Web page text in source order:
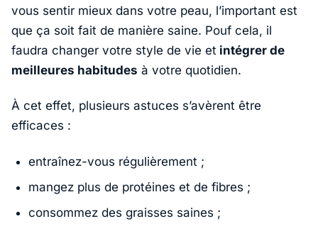
vous sentir mieux dans votre peau, l’important est
que ça soit fait de manière saine. Pouf cela, il
faudra changer votre style de vie et intégrer de
meilleures habitudes à votre quotidien.
À cet effet, plusieurs astuces s’avèrent être
efficaces :
entraînez-vous régulièrement ;
mangez plus de protéines et de fibres ;
consommez des graisses saines ;